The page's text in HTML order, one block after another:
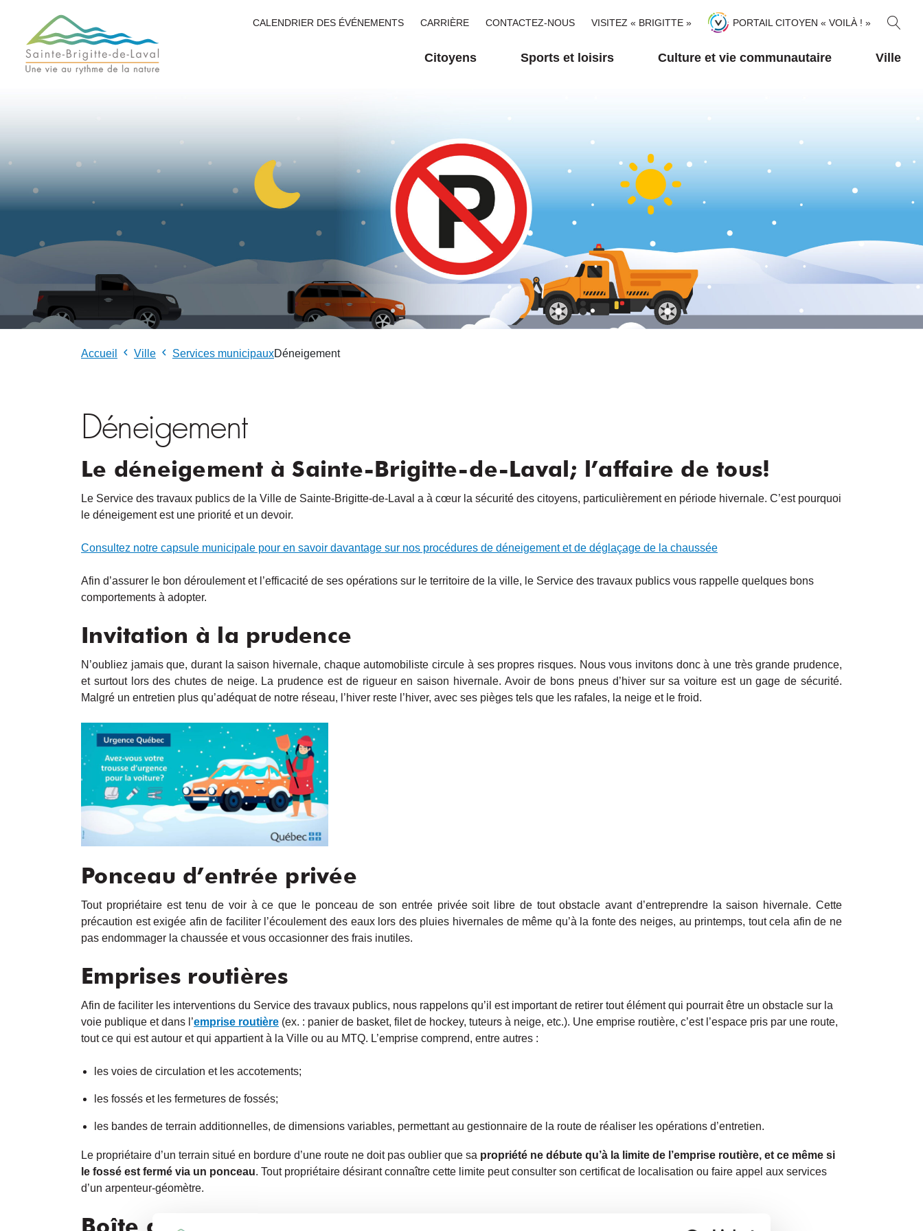
CALENDRIER DES ÉVÉNEMENTS CARRIÈRE CONTACTEZ-NOUS VISITEZ « BRIGITTE » PORTAIL CITOYEN « VOILÀ ! »
Citoyens Sports et loisirs Culture et vie communautaire Ville
Accueil Ville Services municipauxDéneigement
Déneigement
Le déneigement à Sainte-Brigitte-de-Laval; l’affaire de tous!
Le Service des travaux publics de la Ville de Sainte-Brigitte-de-Laval a à cœur la sécurité des citoyens, particulièrement en période hivernale. C’est pourquoi
le déneigement est une priorité et un devoir.
Consultez notre capsule municipale pour en savoir davantage sur nos procédures de déneigement et de déglaçage de la chaussée
Afin d’assurer le bon déroulement et l’efficacité de ses opérations sur le territoire de la ville, le Service des travaux publics vous rappelle quelques bons
comportements à adopter.
Invitation à la prudence
N’oubliez jamais que, durant la saison hivernale, chaque automobiliste circule à ses propres risques. Nous vous invitons donc à une très grande prudence,
et surtout lors des chutes de neige. La prudence est de rigueur en saison hivernale. Avoir de bons pneus d’hiver sur sa voiture est un gage de sécurité.
Malgré un entretien plus qu’adéquat de notre réseau, l’hiver reste l’hiver, avec ses pièges tels que les rafales, la neige et le froid.
Ponceau d’entrée privée
Tout propriétaire est tenu de voir à ce que le ponceau de son entrée privée soit libre de tout obstacle avant d’entreprendre la saison hivernale. Cette
précaution est exigée afin de faciliter l’écoulement des eaux lors des pluies hivernales de même qu’à la fonte des neiges, au printemps, tout cela afin de ne
pas endommager la chaussée et vous occasionner des frais inutiles.
Emprises routières
Afin de faciliter les interventions du Service des travaux publics, nous rappelons qu’il est important de retirer tout élément qui pourrait être un obstacle sur la
voie publique et dans l’emprise routière (ex. : panier de basket, filet de hockey, tuteurs à neige, etc.). Une emprise routière, c’est l’espace pris par une route,
tout ce qui est autour et qui appartient à la Ville ou au MTQ. L’emprise comprend, entre autres :
les voies de circulation et les accotements;
les fossés et les fermetures de fossés;
les bandes de terrain additionnelles, de dimensions variables, permettant au gestionnaire de la route de réaliser les opérations d’entretien.
Le propriétaire d’un terrain situé en bordure d’une route ne doit pas oublier que sa propriété ne débute qu’à la limite de l’emprise routière, et ce même si
le fossé est fermé via un ponceau. Tout propriétaire désirant connaître cette limite peut consulter son certificat de localisation ou faire appel aux services
d’un arpenteur-géomètre.